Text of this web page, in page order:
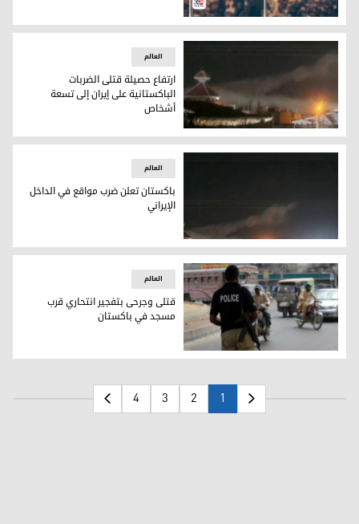
العلمان الإيراني والباكستاني
ارتفاع حصيلة قتلى الضربات الباكستانية على إيران إلى تسعة
العالم
ارتفاع حصيلة قتلى الضربات
الباكستانية على إيران إلى تسعة
أشخاص
باكستان تعلن ضرب مواقع في الداخل الإيراني
العالم
باكستان تعلن ضرب مواقع في الداخل
الإيراني
قتلى وجرحى بتفجير انتحاري قرب مسجد في باكستان
العالم
قتلى وجرحى بتفجير انتحاري قرب
مسجد في باكستان
1
2
3
4